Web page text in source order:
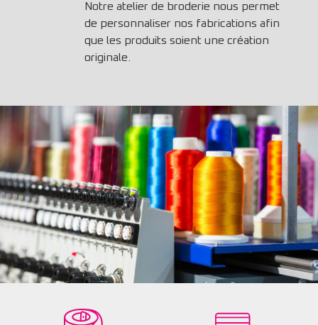
Notre atelier de broderie nous permet
de personnaliser nos fabrications afin
que les produits soient une création
originale.